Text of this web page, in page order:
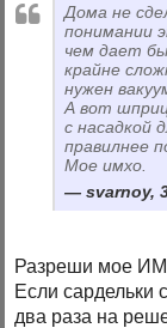
Дома не
понимании
чем дает
крайне
нужен
А вот
с насадкой
правилнее
Мое имхо.
svarnoy,
Разреши мое
Если сардельки
два раза на